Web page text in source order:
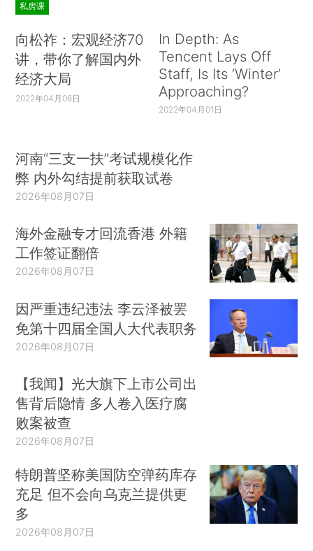
私房课
向松祚：宏观经济70
讲，带你了解国内外
经济大局
2022年04月06日
In Depth: As
Tencent Lays Off
Staff, Is Its ‘Winter’
Approaching?
2022年04月01日
河南“三支一扶”考试规模化作
弊 内外勾结提前获取试卷
2026年08月07日
海外金融专才回流香港 外籍
工作签证翻倍
2026年08月07日
因严重违纪违法 李云泽被罢
免第十四届全国人大代表职务
2026年08月07日
【我闻】光大旗下上市公司出
售背后隐情 多人卷入医疗腐
败案被查
2026年08月07日
特朗普坚称美国防空弹药库存
充足 但不会向乌克兰提供更
多
2026年08月07日